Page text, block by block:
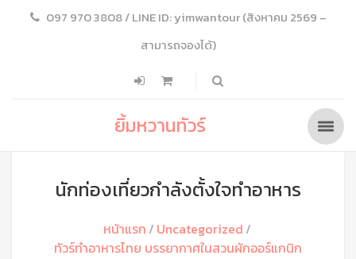
097 970 3808 / LINE ID: yimwantour (สิงหาคม 2569 –
สามารถจองได้)
ยิ้มหวานทัวร์
นักท่องเที่ยวกำลังตั้งใจทำอาหาร
หน้าแรก
Uncategorized
ทัวร์ทำอาหารไทย บรรยากาศในสวนผักออร์แกนิก